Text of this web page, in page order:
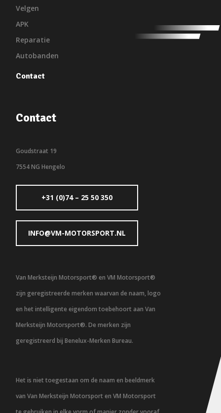
Velgen
APK
Reparatie
Autobanden
Contact
Contact
Goudstraat 19
7554 NG Hengelo
+31 (0)74 – 25 50 350
INFO@VM-MOTORSPORT.NL
Van Merksteijn Motorsport® en VM Motorsport®
zijn geregistreerde merken waarvan de naam, logo
en het intelligente eigendom toebehoort aan Van
Merksteijn Motorsport®. De merken zijn
geregistreerd bij Benelux-Merken Bureau.
Het is niet toegestaan om de naam en beeldmerk
van Van Merksteijn Motorsport en VM Motorsport